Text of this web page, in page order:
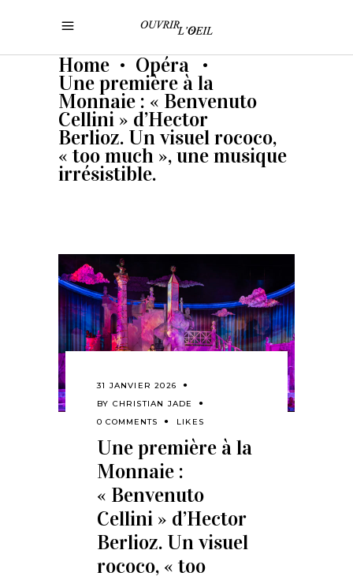
Home • Opéra •
Une première à la
Monnaie : « Benvenuto
Cellini » d’Hector
Berlioz. Un visuel rococo,
« too much », une musique
irrésistible.
31 JANVIER 2026
BY CHRISTIAN JADE
0 COMMENTS
LIKES
Une première à la
Monnaie :
« Benvenuto
Cellini » d’Hector
Berlioz. Un visuel
rococo, « too